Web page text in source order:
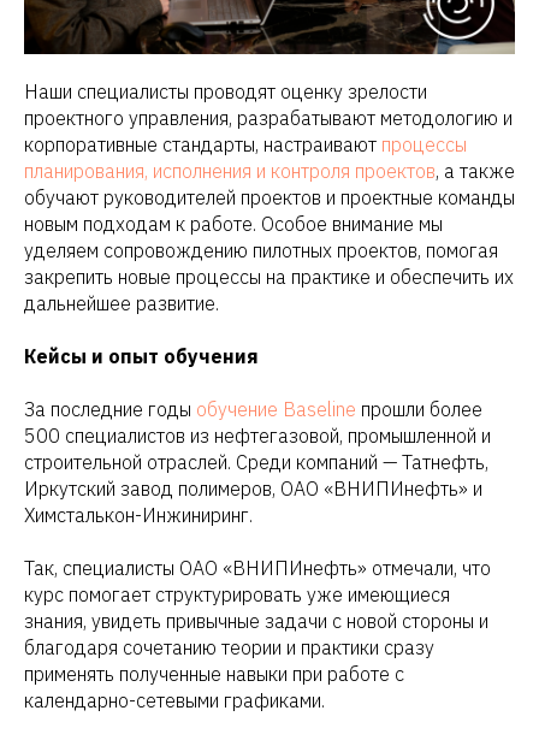
Наши специалисты проводят оценку зрелости
проектного управления, разрабатывают методологию и
корпоративные стандарты, настраивают процессы
планирования, исполнения и контроля проектов, а также
обучают руководителей проектов и проектные команды
новым подходам к работе. Особое внимание мы
уделяем сопровождению пилотных проектов, помогая
закрепить новые процессы на практике и обеспечить их
дальнейшее развитие.
Кейсы и опыт обучения
За последние годы обучение Baseline прошли более
500 специалистов из нефтегазовой, промышленной и
строительной отраслей. Среди компаний — Татнефть,
Иркутский завод полимеров, ОАО «ВНИПИнефть» и
Химсталькон-Инжиниринг.
Так, специалисты ОАО «ВНИПИнефть» отмечали, что
курс помогает структурировать уже имеющиеся
знания, увидеть привычные задачи с новой стороны и
благодаря сочетанию теории и практики сразу
применять полученные навыки при работе с
календарно-сетевыми графиками.